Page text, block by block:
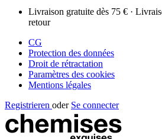
Livraison gratuite dès 75 € ·
retour
CG
Protection des données
Droit de rétractation
Paramètres des cookies
Mentions légales
Registrieren oder Se connecter